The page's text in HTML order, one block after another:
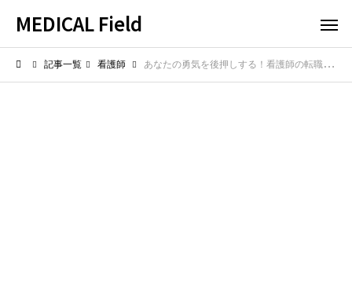
MEDICAL Field
記事一覧 看護師 あなたの勇気を後押しする！看護師の転職成功体験談